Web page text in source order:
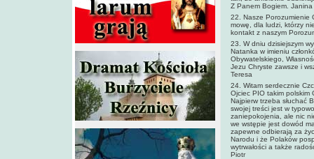
Z Panem Bogiem. Janina
22. Nasze Porozumienie
mowę, dla ludzi, którzy
kontakt z naszym
23. W dniu dzisiejszym
Natanka w imieniu
Obywatelskiego,
Jezu Chryste zawsze i
Teresa
24. Witam serdecznie
Ojciec PIO takim polskim
Najpierw trzeba słuchać
swojej treści jest w
zaniepokojenia, ale nic
we wstępie jest dowód
zapewne odbierają za
Narodu i że Polaków
wytrwałości a także
Piotr